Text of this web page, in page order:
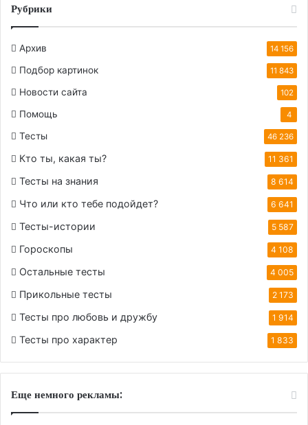
Рубрики
Архив 14 156
Подбор картинок 11 843
Новости сайта 102
Помощь 4
Тесты 46 236
Кто ты, какая ты? 11 361
Тесты на знания 8 614
Что или кто тебе подойдет? 6 641
Тесты-истории 5 587
Гороскопы 4 108
Остальные тесты 4 005
Прикольные тесты 2 173
Тесты про любовь и дружбу 1 914
Тесты про характер 1 833
Еще немного рекламы: